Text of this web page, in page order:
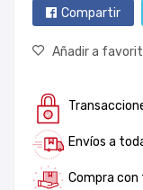
Compartir
Añadir a
Envíos a
Compra